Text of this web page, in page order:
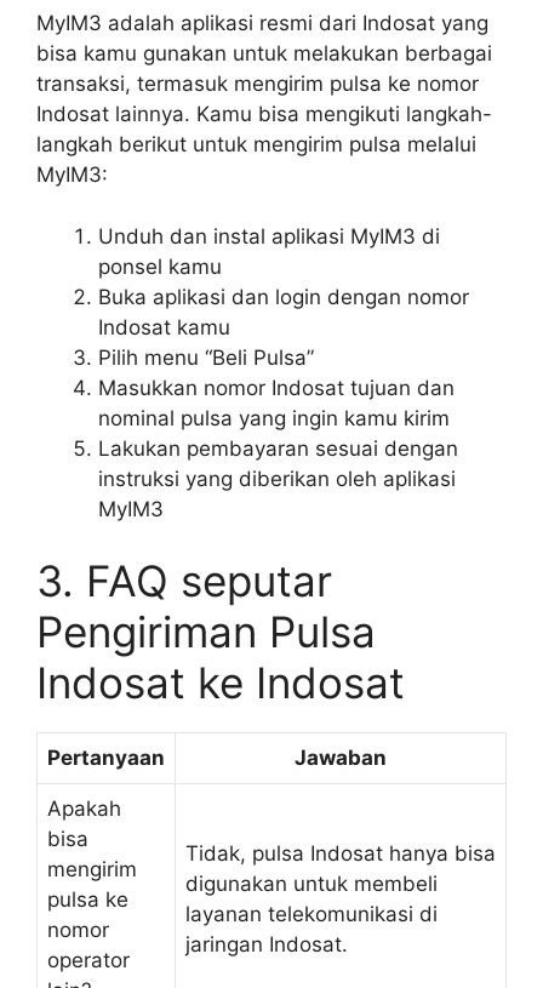
MyIM3 adalah aplikasi resmi dari Indosat yang
bisa kamu gunakan untuk melakukan berbagai
transaksi, termasuk mengirim pulsa ke nomor
Indosat lainnya. Kamu bisa mengikuti langkah-
langkah berikut untuk mengirim pulsa melalui
MyIM3:
Unduh dan instal aplikasi MyIM3 di
ponsel kamu
Buka aplikasi dan login dengan nomor
Indosat kamu
Pilih menu “Beli Pulsa”
Masukkan nomor Indosat tujuan dan
nominal pulsa yang ingin kamu kirim
Lakukan pembayaran sesuai dengan
instruksi yang diberikan oleh aplikasi
MyIM3
3. FAQ seputar
Pengiriman Pulsa
Indosat ke Indosat
Pertanyaan Jawaban
Apakah
bisa
mengirim
pulsa ke
nomor
operator
Tidak, pulsa Indosat hanya bisa
digunakan untuk membeli
layanan telekomunikasi di
jaringan Indosat.